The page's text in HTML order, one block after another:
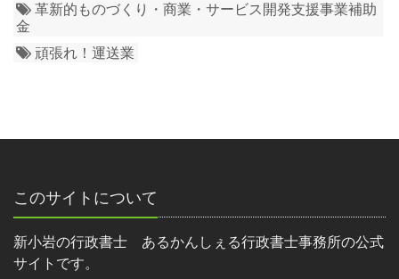
革新的ものづくり・商業・サービス開発支援事業補助
金
頑張れ！運送業
このサイトについて
新小岩の行政書士 あるかんしぇる行政書士事務所の公式
サイトです。